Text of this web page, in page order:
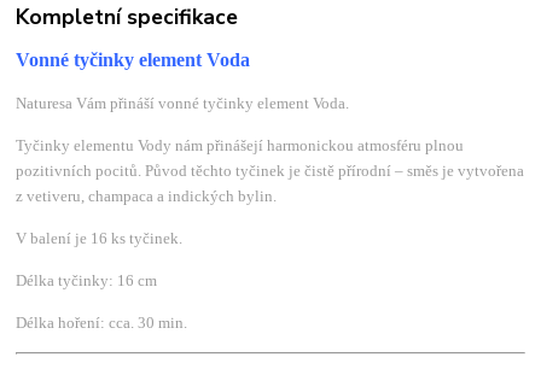
Kompletní specifikace
Vonné tyčinky element Voda
Naturesa Vám přináší vonné tyčinky element Voda.
Tyčinky elementu Vody nám přinášejí harmonickou atmosféru plnou
pozitivních pocitů. Původ těchto tyčinek je čistě přírodní – směs je vytvořena
z vetiveru, champaca a indických bylin.
V balení je 16 ks tyčinek.
Délka tyčinky: 16 cm
Délka hoření: cca. 30 min.